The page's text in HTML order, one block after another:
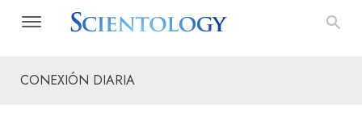
CONEXIÓN DIARIA